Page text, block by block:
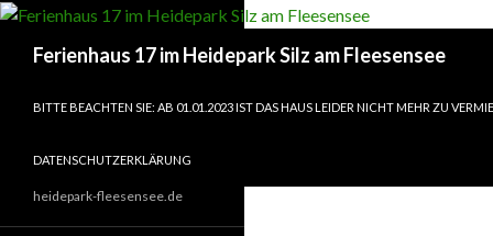
Ferienhaus 17 im Heidepark Silz am Fleesensee
BITTE BEACHTEN SIE: AB 01.01.2023 IST DAS HAUS LEIDER NICHT MEHR ZU
DATENSCHUTZERKLÄRUNG
heidepark-fleesensee.de